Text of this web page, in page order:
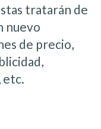
tratarán de
nuevo
de precio,
etc.